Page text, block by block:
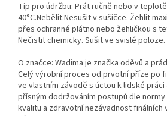
Tip pro údržbu: Prát ručně nebo v
40°C.Nebělit.Nesušit v sušičce. Žehlit
přes ochranné plátno nebo žehličkou s
Nečistit chemicky. Sušit ve svislé poloze.
O značce: Wadima je značka oděvů a
Celý výrobní proces od prvotní příze po
ve vlastním závodě s úctou k lidské
přísným dodržováním postupů dle normy
kvalitu a zdravotní nezávadnost finálních